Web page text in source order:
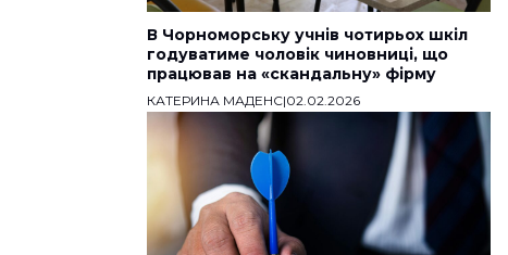
В Чорноморську учнів чотирьох шкіл
годуватиме чоловік чиновниці, що
працював на «скандальну» фірму
КАТЕРИНА МАДЕНС|02.02.2026